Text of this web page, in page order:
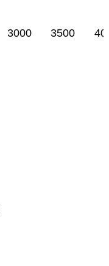
3000 3500